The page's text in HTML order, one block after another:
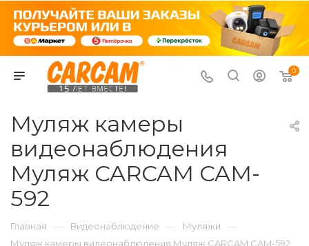
0
Муляж камеры
видеонаблюдения
Муляж CARCAM CAM-
592
Главная — Видеонаблюдение — Муляжи —
Муляж камеры видеонаблюдения Муляж CARCAM CAM-592